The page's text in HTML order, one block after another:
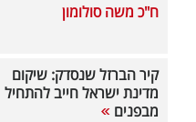
ח"כ משה סולומון
קיר הברזל שנסדק: שיקום
מדינת ישראל חייב להתחיל
מבפנים